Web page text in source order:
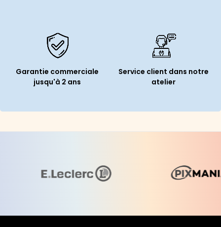
Garantie commerciale
jusqu'à 2 ans
Service client dans notre
atelier